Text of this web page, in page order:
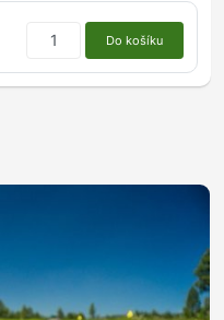
Do košíku